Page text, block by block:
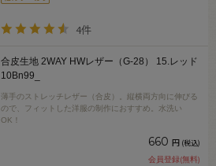
4件
合皮生地 2WAY HWレザー（G-28） 15.レッド
10Bn99_
薄手のストレッチレザー（合皮）。縦横両方向に伸びる
ので、フィットした洋服の制作におすすめ。水洗い
OK！
660 円 (税込)
会員登録(無料)